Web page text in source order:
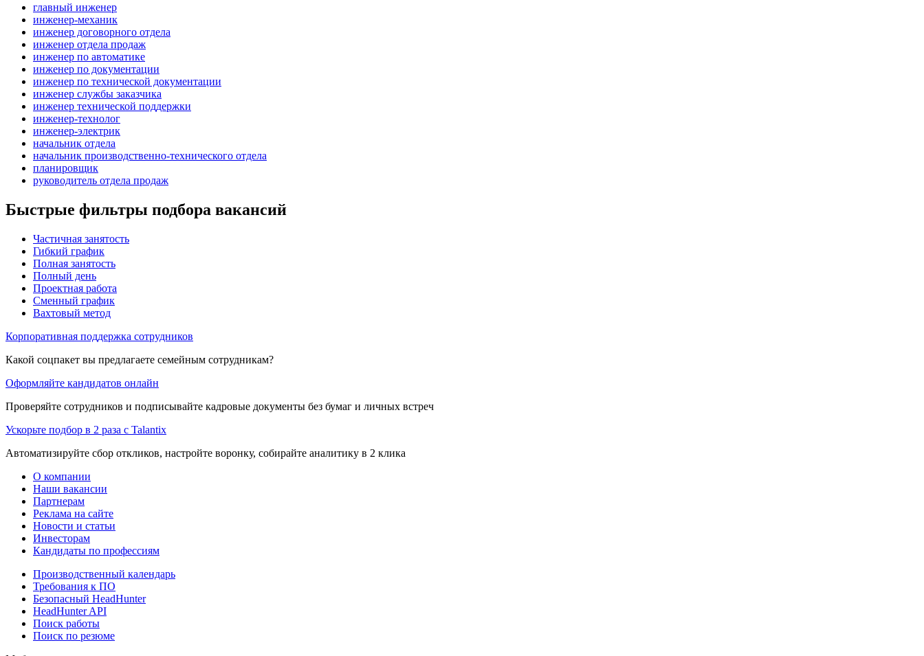
главный инженер
инженер-механик
инженер договорного отдела
инженер отдела продаж
инженер по автоматике
инженер по документации
инженер по технической документации
инженер службы заказчика
инженер технической поддержки
инженер-технолог
инженер-электрик
начальник отдела
начальник производственно-технического отдела
планировщик
руководитель отдела продаж
Быстрые фильтры подбора вакансий
Частичная занятость
Гибкий график
Полная занятость
Полный день
Проектная работа
Сменный график
Вахтовый метод
Корпоративная поддержка сотрудников
Какой соцпакет вы предлагаете семейным сотрудникам?
Оформляйте кандидатов онлайн
Проверяйте сотрудников и подписывайте кадровые документы без бумаг и личных встреч
Ускорьте подбор в 2 раза с Talantix
Автоматизируйте сбор откликов, настройте воронку, собирайте аналитику в 2 клика
О компании
Наши вакансии
Партнерам
Реклама на сайте
Новости и статьи
Инвесторам
Кандидаты по профессиям
Производственный календарь
Требования к ПО
Безопасный HeadHunter
HeadHunter API
Поиск работы
Поиск по резюме